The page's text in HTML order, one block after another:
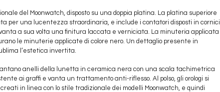
del Moonwatch, disposto su una doppia platina. La platina superiore
per una lucentezza straordinaria, e include i contatori disposti in cornici
a sua volta una finitura laccata e verniciata. La minuteria applicata
le minuterie applicate di colore nero. Un dettaglio presente in
l’estetica invertita.
anelli della lunetta in ceramica nera con una scala tachimetrica
ai graffi e vanta un trattamento anti-riflesso. Al polso, gli orologi si
in linea con lo stile tradizionale dei modelli Moonwatch, e quindi